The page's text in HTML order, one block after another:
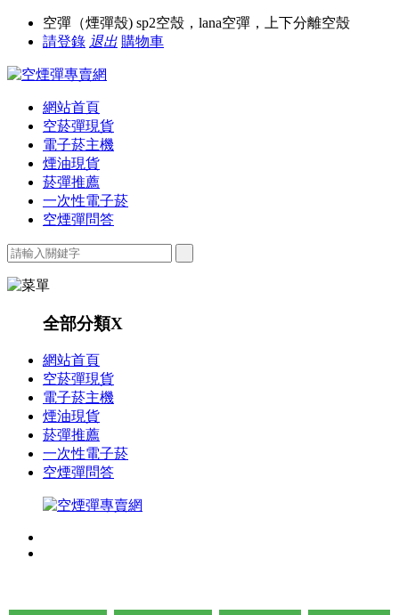
空彈（煙彈殼) sp2空殼，lana空彈，上下分離空殼
請登錄 退出 購物車
網站首頁
空菸彈現貨
電子菸主機
煙油現貨
菸彈推薦
一次性電子菸
空煙彈問答
全部分類X
網站首頁
空菸彈現貨
電子菸主機
煙油現貨
菸彈推薦
一次性電子菸
空煙彈問答